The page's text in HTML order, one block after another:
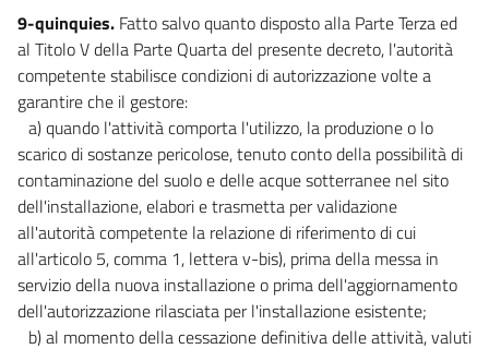
147
148
149
149 bis
150
151
152
153
154
155
9-quinquies. Fatto salvo quanto disposto alla Parte Terza ed
al Titolo V della Parte Quarta del presente decreto, l'autorità
competente stabilisce condizioni di autorizzazione volte a
garantire che il gestore:
a) quando l'attività comporta l'utilizzo, la produzione o lo
scarico di sostanze pericolose, tenuto conto della possibilità di
contaminazione del suolo e delle acque sotterranee nel sito
dell'installazione, elabori e trasmetta per validazione
all'autorità competente la relazione di riferimento di cui
all'articolo 5, comma 1, lettera v-bis), prima della messa in
servizio della nuova installazione o prima dell'aggiornamento
dell'autorizzazione rilasciata per l'installazione esistente;
b) al momento della cessazione definitiva delle attività, valuti